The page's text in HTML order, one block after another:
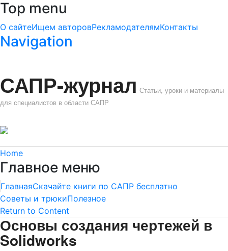
Top menu
О сайтеИщем авторовРекламодателямКонтакты
Navigation
САПР-журнал Статьи, уроки и материалы
для специалистов в области САПР
Home
Главное меню
ГлавнаяСкачайте книги по САПР бесплатно
Советы и трюкиПолезное
Return to Content
Основы создания чертежей в
Solidworks